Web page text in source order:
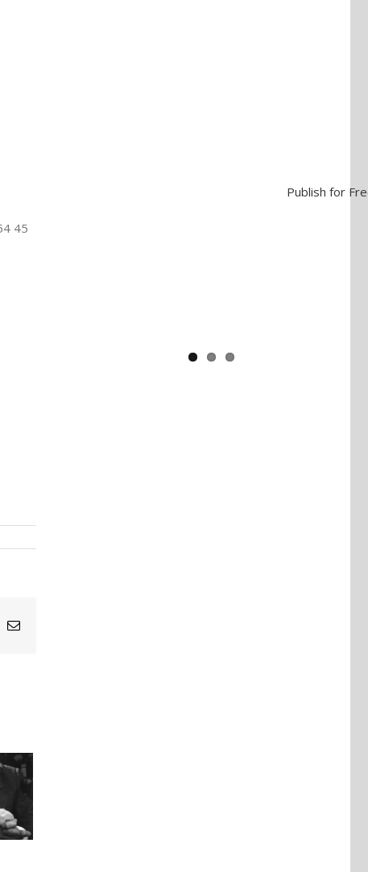
Publish for
45
Email
Yaïr Golan : une démocratie pour